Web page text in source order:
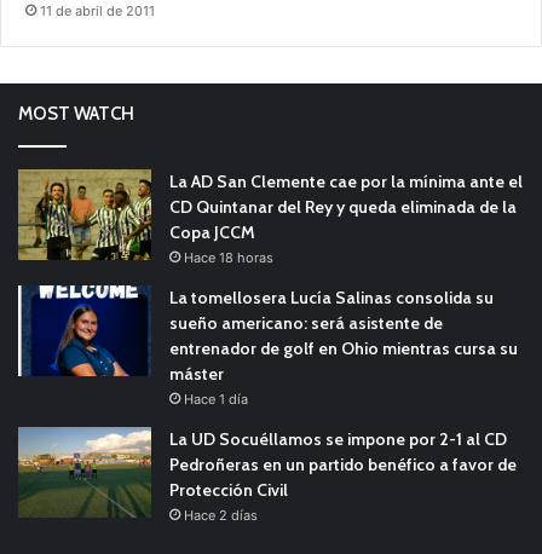
11 de abril de 2011
MOST WATCH
La AD San Clemente cae por la mínima ante el
CD Quintanar del Rey y queda eliminada de la
Copa JCCM
Hace 18 horas
La tomellosera Lucía Salinas consolida su
sueño americano: será asistente de
entrenador de golf en Ohio mientras cursa su
máster
Hace 1 día
La UD Socuéllamos se impone por 2-1 al CD
Pedroñeras en un partido benéfico a favor de
Protección Civil
Hace 2 días